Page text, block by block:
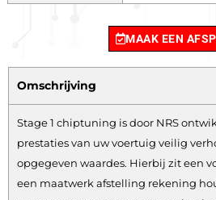
MAAK EEN
Omschrijving
Stage 1 chiptuning is door NRS
prestaties van uw voertuig veilig
opgegeven waardes. Hierbij zit een
een maatwerk afstelling rekening